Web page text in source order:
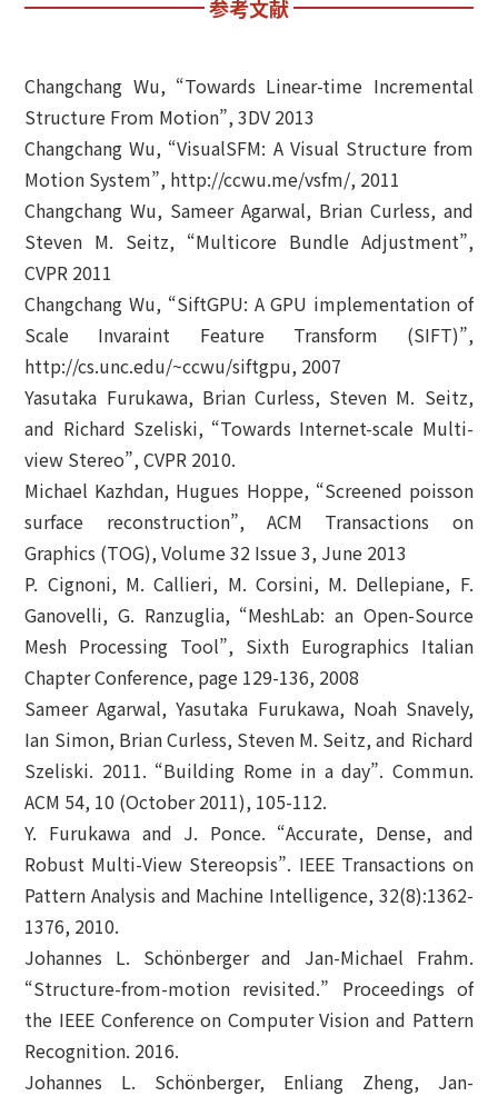
参考文献
Changchang Wu, “Towards Linear-time Incremental
Structure From Motion”, 3DV 2013
Changchang Wu, “VisualSFM: A Visual Structure from
Motion System”, http://ccwu.me/vsfm/, 2011
Changchang Wu, Sameer Agarwal, Brian Curless, and
Steven M. Seitz, “Multicore Bundle Adjustment”,
CVPR 2011
Changchang Wu, “SiftGPU: A GPU implementation of
Scale Invaraint Feature Transform (SIFT)”,
http://cs.unc.edu/~ccwu/siftgpu, 2007
Yasutaka Furukawa, Brian Curless, Steven M. Seitz,
and Richard Szeliski, “Towards Internet-scale Multi-
view Stereo”, CVPR 2010.
Michael Kazhdan, Hugues Hoppe, “Screened poisson
surface reconstruction”, ACM Transactions on
Graphics (TOG), Volume 32 Issue 3, June 2013
P. Cignoni, M. Callieri, M. Corsini, M. Dellepiane, F.
Ganovelli, G. Ranzuglia, “MeshLab: an Open-Source
Mesh Processing Tool”, Sixth Eurographics Italian
Chapter Conference, page 129-136, 2008
Sameer Agarwal, Yasutaka Furukawa, Noah Snavely,
Ian Simon, Brian Curless, Steven M. Seitz, and Richard
Szeliski. 2011. “Building Rome in a day”. Commun.
ACM 54, 10 (October 2011), 105-112.
Y. Furukawa and J. Ponce. “Accurate, Dense, and
Robust Multi-View Stereopsis”. IEEE Transactions on
Pattern Analysis and Machine Intelligence, 32(8):1362-
1376, 2010.
Johannes L. Schönberger and Jan-Michael Frahm.
“Structure-from-motion revisited.” Proceedings of
the IEEE Conference on Computer Vision and Pattern
Recognition. 2016.
Johannes L. Schönberger, Enliang Zheng, Jan-